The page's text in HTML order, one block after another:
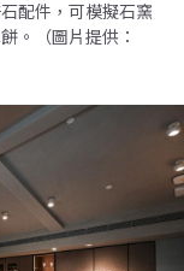
配件，可模擬石窯
。（圖片提供：